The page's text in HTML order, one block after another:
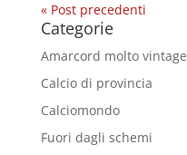
« Post precedenti
Categorie
Amarcord molto vintage
Calcio di provincia
Calciomondo
Fuori dagli schemi